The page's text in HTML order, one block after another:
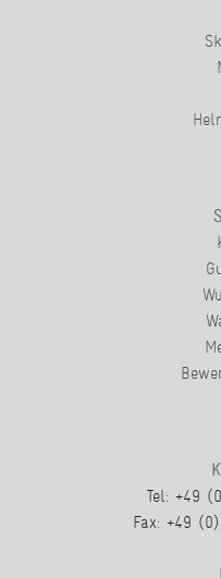
Tel: +49
Fax: +49